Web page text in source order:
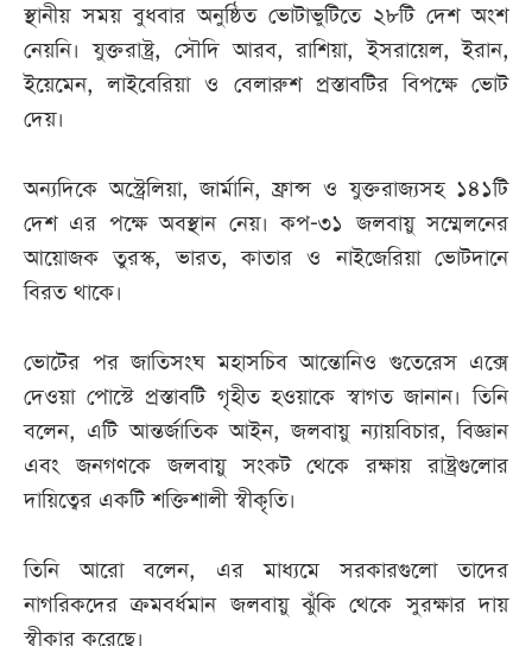
স্থানীয় সময় বুধবার অনুষ্ঠিত ভোটাভুটিতে ২৮টি দেশ অংশ
নেয়নি। যুক্তরাষ্ট্র, সৌদি আরব, রাশিয়া, ইসরায়েল, ইরান,
ইয়েমেন, লাইবেরিয়া ও বেলারুশ প্রস্তাবটির বিপক্ষে ভোট
দেয়।
অন্যদিকে অস্ট্রেলিয়া, জার্মানি, ফ্রান্স ও যুক্তরাজ্যসহ ১৪১টি
দেশ এর পক্ষে অবস্থান নেয়। কপ-৩১ জলবায়ু সম্মেলনের
আয়োজক তুরস্ক, ভারত, কাতার ও নাইজেরিয়া ভোটদানে
বিরত থাকে।
ভোটের পর জাতিসংঘ মহাসচিব আন্তোনিও গুতেরেস এক্সে
দেওয়া পোস্টে প্রস্তাবটি গৃহীত হওয়াকে স্বাগত জানান। তিনি
বলেন, এটি আন্তর্জাতিক আইন, জলবায়ু ন্যায়বিচার, বিজ্ঞান
এবং জনগণকে জলবায়ু সংকট থেকে রক্ষায় রাষ্ট্রগুলোর
দায়িত্বের একটি শক্তিশালী স্বীকৃতি।
তিনি আরো বলেন, এর মাধ্যমে সরকারগুলো তাদের
নাগরিকদের ক্রমবর্ধমান জলবায়ু ঝুঁকি থেকে সুরক্ষার দায়
স্বীকার করেছে।